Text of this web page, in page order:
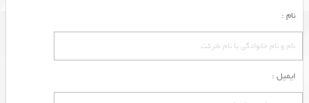
نام :
ایمیل :